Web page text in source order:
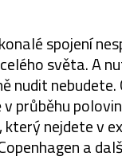
spojení
světa. A
nudit
průběhu
nejdete v
a